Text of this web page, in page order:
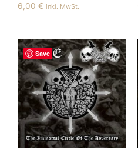
6,00 € inkl. MwSt.
Save